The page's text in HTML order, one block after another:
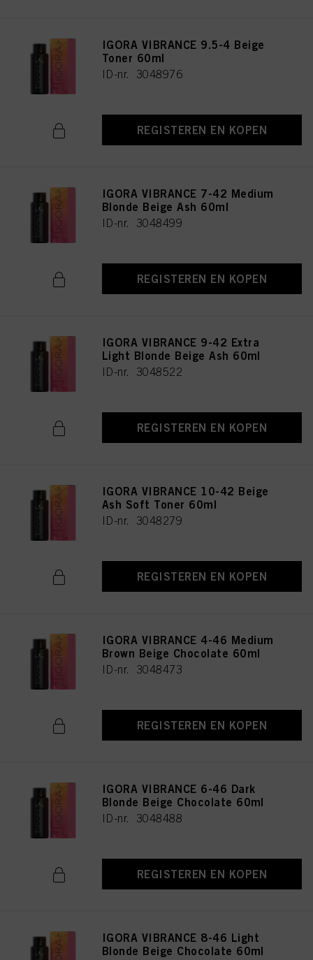
IGORA VIBRANCE 9.5-4 Beige
Toner 60ml
ID-nr. 3048976
REGISTEREN EN KOPEN
IGORA VIBRANCE 7-42 Medium
Blonde Beige Ash 60ml
ID-nr. 3048499
REGISTEREN EN KOPEN
IGORA VIBRANCE 9-42 Extra
Light Blonde Beige Ash 60ml
ID-nr. 3048522
REGISTEREN EN KOPEN
IGORA VIBRANCE 10-42 Beige
Ash Soft Toner 60ml
ID-nr. 3048279
REGISTEREN EN KOPEN
IGORA VIBRANCE 4-46 Medium
Brown Beige Chocolate 60ml
ID-nr. 3048473
REGISTEREN EN KOPEN
IGORA VIBRANCE 6-46 Dark
Blonde Beige Chocolate 60ml
ID-nr. 3048488
REGISTEREN EN KOPEN
IGORA VIBRANCE 8-46 Light
Blonde Beige Chocolate 60ml